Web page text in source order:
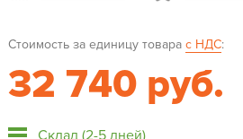
Стоимость за единицу товара с НДС:
32 740 руб.
Склад (2-5 дней)